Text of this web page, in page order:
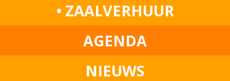
• ZAALVERHUUR
AGENDA
NIEUWS